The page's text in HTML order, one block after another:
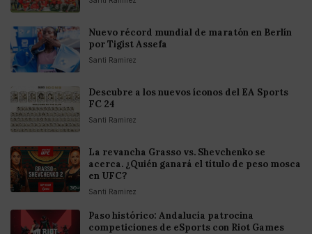
Nuevo récord mundial de maratón en Berlín
por Tigist Assefa
Santi Ramirez
Descubre a los nuevos íconos del EA Sports
FC 24
Santi Ramirez
La revancha Grasso vs. Shevchenko se
acerca. ¿Quién ganará el título de peso mosca
en UFC?
Santi Ramirez
Paso histórico: Andalucía patrocina
competiciones de eSports con Riot Games